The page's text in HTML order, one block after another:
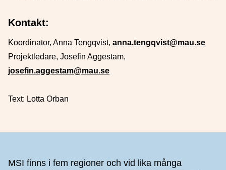
Kontakt:
Koordinator, Anna Tengqvist, anna.tengqvist@mau.se
Projektledare, Josefin Aggestam,
josefin.aggestam@mau.se
Text: Lotta Orban
MSI finns i fem regioner och vid lika många